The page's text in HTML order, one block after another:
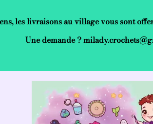
les livraisons au village vous sont
Une demande ?